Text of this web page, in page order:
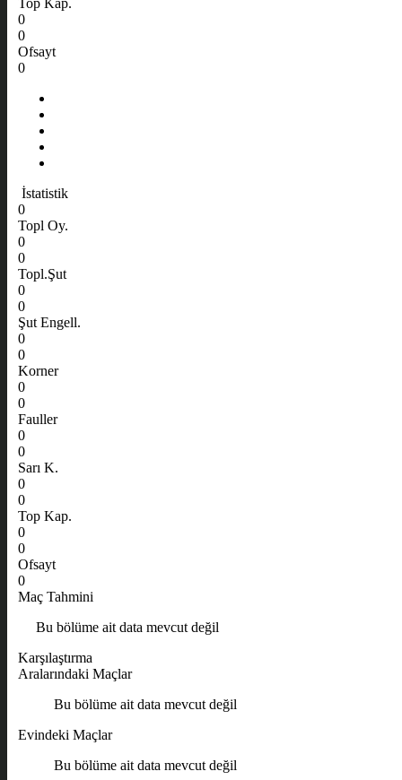
Top Kap.
0
0
Ofsayt
0
İstatistik
0
Topl Oy.
0
0
Topl.Şut
0
0
Şut Engell.
0
0
Korner
0
0
Fauller
0
0
Sarı K.
0
0
Top Kap.
0
0
Ofsayt
0
Maç Tahmini
Bu bölüme ait data mevcut değil
Karşılaştırma
Aralarındaki Maçlar
Bu bölüme ait data mevcut değil
Evindeki Maçlar
Bu bölüme ait data mevcut değil